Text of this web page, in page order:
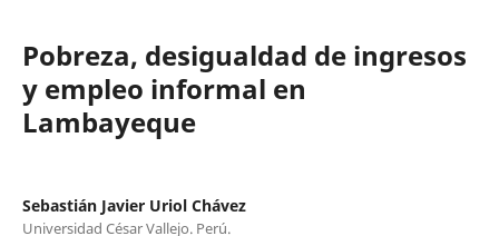
Pobreza, desigualdad de ingresos
y empleo informal en
Lambayeque
Sebastián Javier Uriol Chávez
Universidad César Vallejo. Perú.